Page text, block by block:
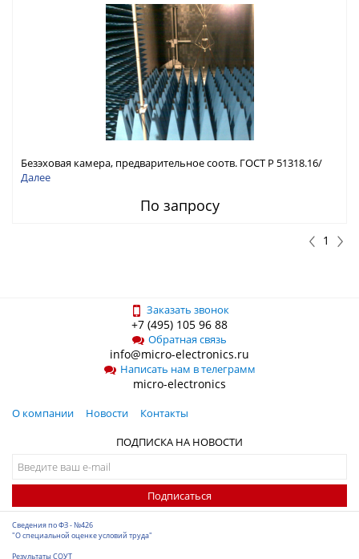
Безэховая камера, предварительное соотв. ГОСТ Р 51318.16/
ГОСТ Р 51317.4.3
Далее
По запросу
1
Заказать звонок
+7 (495) 105 96 88
Обратная связь
info@micro-electronics.ru
Написать нам в телеграмм
micro-electronics
О компании Новости
Контакты
ПОДПИСКА НА НОВОСТИ
Подписаться
Сведения по ФЗ - №426
"О специальной оценке условий труда"
Результаты СОУТ